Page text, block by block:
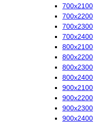
700х2100
700х2200
700х2300
700х2400
800х2100
800х2200
800х2300
800х2400
900х2100
900х2200
900х2300
900х2400